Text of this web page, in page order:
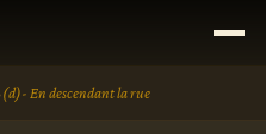
(d)- En descendant la rue